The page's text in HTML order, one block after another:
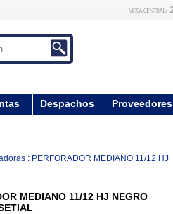
Despachos Proveedores
: PERFORADOR MEDIANO 11/12 HJ
MEDIANO 11/12 HJ NEGRO